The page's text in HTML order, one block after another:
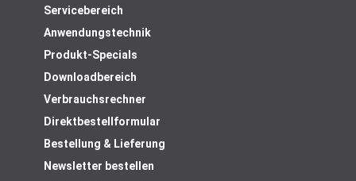
Servicebereich
Anwendungstechnik
Produkt-Specials
Downloadbereich
Verbrauchsrechner
Direktbestellformular
Bestellung & Lieferung
Newsletter bestellen